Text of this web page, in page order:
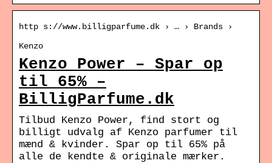
http s://www.billigparfume.dk › … › Brands ›
Kenzo
Kenzo Power – Spar op
til 65% –
BilligParfume.dk
Tilbud Kenzo Power, find stort og
billigt udvalg af Kenzo parfumer til
mænd & kvinder. Spar op til 65% på
alle de kendte & originale mærker.